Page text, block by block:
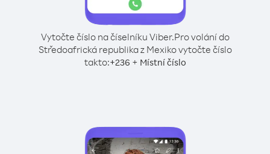
Vytočte číslo na číselníku Viber.Pro volání do
Středoafrická republika z Mexiko vytočte číslo
takto:+236 + Místní číslo